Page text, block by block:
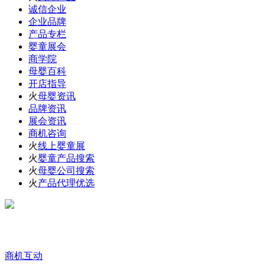
诚信企业
企业品牌
产品专栏
婴童展会
商学院
母婴百科
开店指导
火母婴资讯
品牌资讯
展会资讯
商机咨询
火线上婴童展
火婴童产品搜索
火母婴公司搜索
火产品代理优选
商机互动